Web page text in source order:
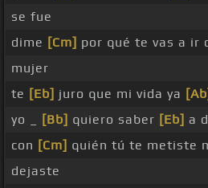
se fue
dime [Cm] por qué te vas a ir
mujer
te [Eb] juro que mi vida ya
yo _
[Bb] quiero saber [Eb] a
con [Cm] quién tú te metiste
dejaste